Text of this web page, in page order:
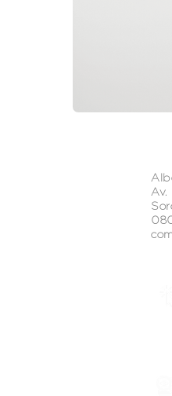
Av.